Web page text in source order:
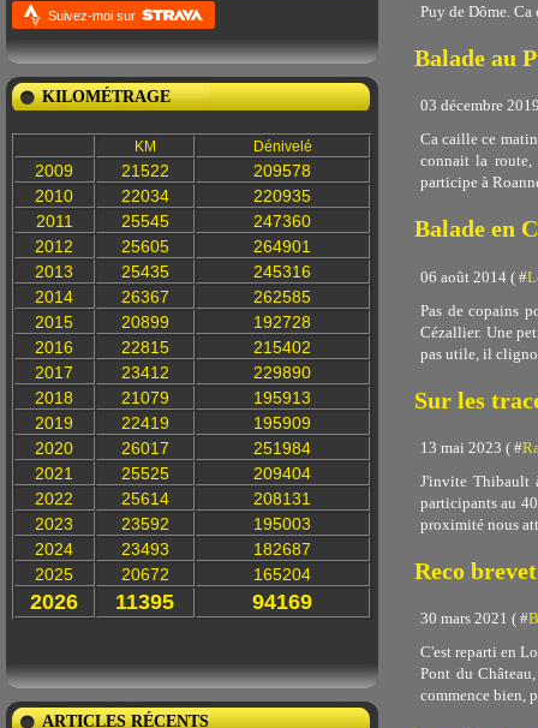
Suivez-moi sur
KILOMÉTRAGE
KM Dénivelé
2009 21522
209578
2010
22034
220935
2011
25545
247360
2012
25605
264901
2013
25435
245316
2014
26367
262585
2015
20899
192728
2016
22815
215402
2017
23412
229890
2018
21079
195913
2019
22419
195909
2020
26017
251984
2021
25525
209404
2022
25614
208131
2023
23592
195003
2024
23493
182687
2025
20672 165204
2026 11395 94169
ARTICLES RÉCENTS
Puy de Dôme. Ca
Balade au
03 décembre
Ca caille ce
connait la route,
participe à
Balade en
06 août 2014 ( #
Pas de copains
Cézallier. Une
pas utile, il
Sur les
13 mai 2023 ( #
J'invite Thibault
participants au
proximité nous
Reco
30 mars 2021 ( #
C'est reparti en
Pont du
commence bien,